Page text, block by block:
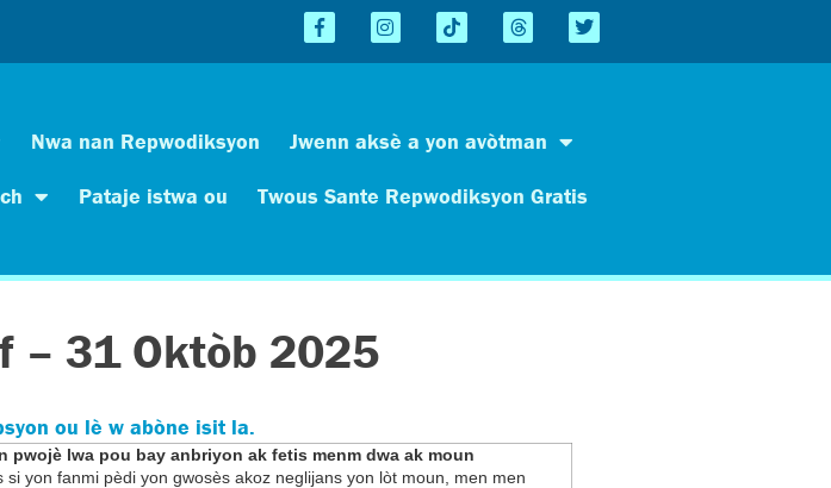
Nwa nan Repwodiksyon
Jwenn aksè a yon avòtman
Pataje istwa ou Twous Sante Repwodiksyon Gratis
– 31 Oktòb 2025
ou lè w abòne isit la.
pwojè lwa pou bay anbriyon ak fetis menm dwa ak moun
yon fanmi pèdi yon gwosès akoz neglijans yon lòt moun, men men